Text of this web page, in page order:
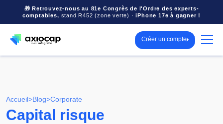
🎁 Retrouvez-nous au 81e Congrès de l'Ordre des experts-
comptables, stand R452 (zone verte) · iPhone 17e à gagner !
Créer un compte
Accueil >Blog>Corporate
Capital risque